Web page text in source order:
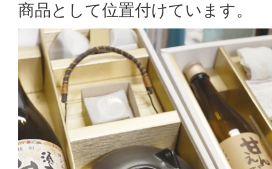
商品として位置付けています。